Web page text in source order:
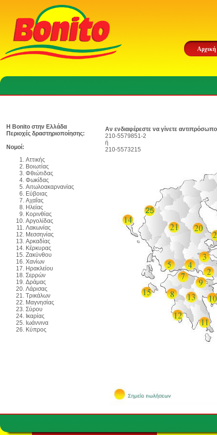
Αρχική
Η Bonito στην Ελλάδα
Περιοχές δραστηριοποίησης:
Νομοί:
Αττικής
Βοιωτίας
Φθιώτιδας
Φωκίδας
Αιτωλοακαρνανίας
Εύβοιας
Αχαΐας
Ηλείας
Κορινθίας
Αργολίδας
Λακωνίας
Μεσσηνίας
Αρκαδίας
Κέρκυρας
Ζακύνθου
Χανίων
Ηρακλείου
Σερρών
Δράμας
Λάρισας
Τρικάλων
Μαγνησίας
Σύρου
Ικαρίας
Ιωάννινα
Κύπρος
Αν ενδιαφέρεστε να γίνετε
210-5579851-2
ή
210-5573215